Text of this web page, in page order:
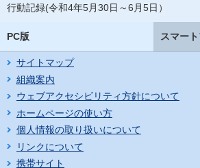
行動記録(令和4年5月30日～6月5日）
PC版 スマー
サイトマップ
組織案内
ウェブアクセシビリティ方針について
ホームページの使い方
個人情報の取り扱いについて
リンクについて
携帯サイト